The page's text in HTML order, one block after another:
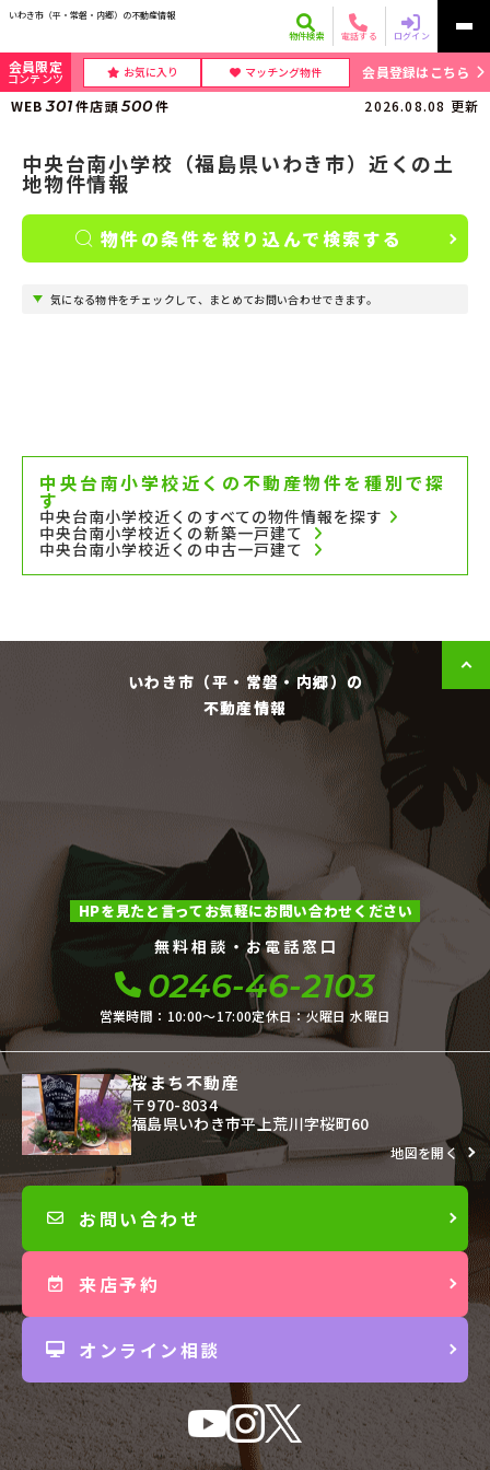
いわき市（平・常磐・内郷）の不動産情報
物件検索
電話する ログイン
会員限定
コンテンツ お気に入り マッチング物件
会員登録はこちら
WEB 301件店頭500件 2026.08.08 更新
中央台南小学校（福島県いわき市）近くの土
地物件情報
物件の条件を絞り込んで検索する
気になる物件をチェックして、まとめてお問い合わせできます。
中央台南小学校近くの不動産物件を種別で探
す
中央台南小学校近くのすべての物件情報を探す
中央台南小学校近くの新築一戸建て
中央台南小学校近くの中古一戸建て
いわき市（平・常磐・内郷）の
不動産情報
HPを見たと言ってお気軽にお問い合わせください
無料相談・お電話窓口
0246-46-2103
営業時間：10:00〜17:00定休日：火曜日 水曜日
桜まち不動産
〒970-8034
福島県いわき市平上荒川字桜町60
地図を開く
お問い合わせ
来店予約
オンライン相談